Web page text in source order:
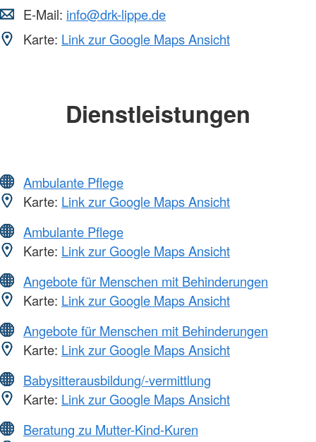
E-Mail: info@drk-lippe.de
Karte: Link zur Google Maps Ansicht
Dienstleistungen
Ambulante Pflege
Karte: Link zur Google Maps Ansicht
Ambulante Pflege
Karte: Link zur Google Maps Ansicht
Angebote für Menschen mit Behinderungen
Karte: Link zur Google Maps Ansicht
Angebote für Menschen mit Behinderungen
Karte: Link zur Google Maps Ansicht
Babysitterausbildung/-vermittlung
Karte: Link zur Google Maps Ansicht
Beratung zu Mutter-Kind-Kuren